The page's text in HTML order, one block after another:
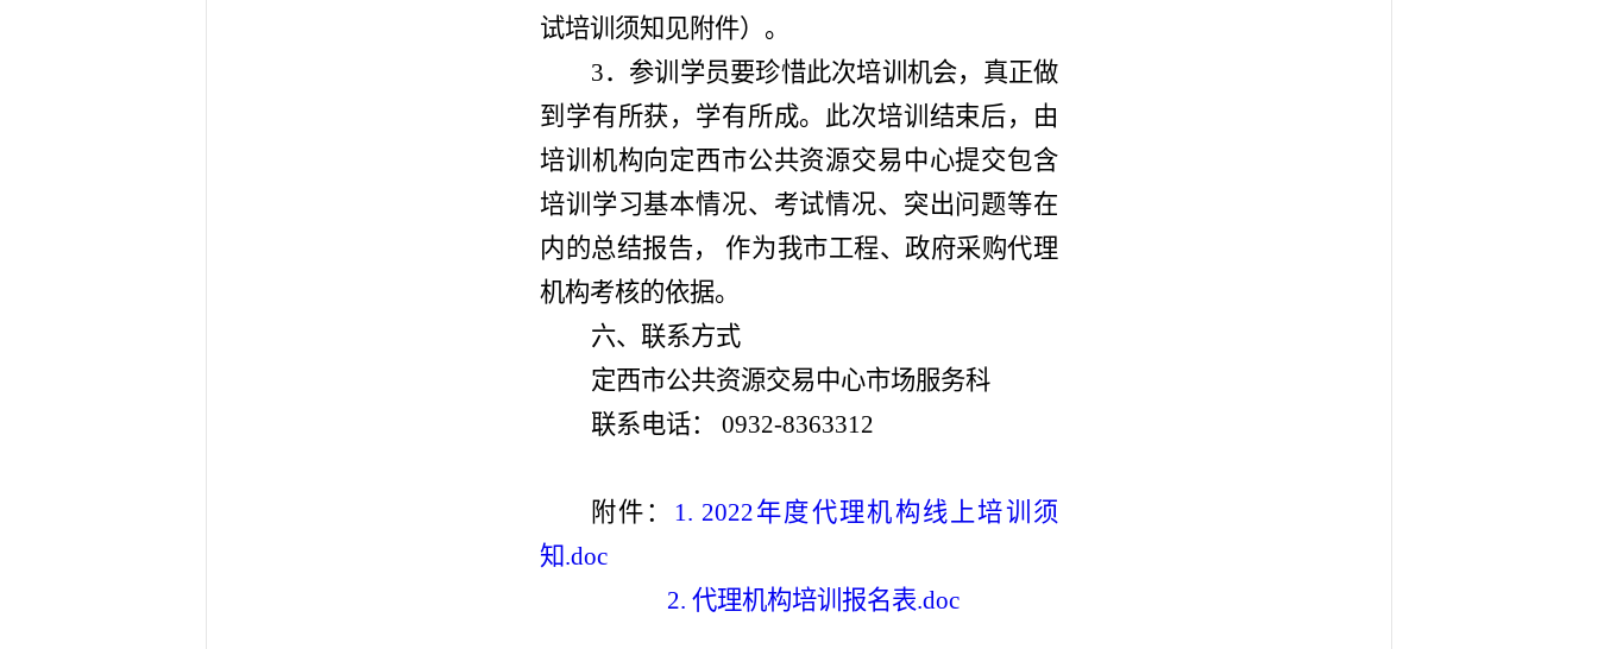
试培训须知见附件）。
3．参训学员要珍惜此次培训机会，真正做
到学有所获，学有所成。此次培训结束后，由
培训机构向定西市公共资源交易中心提交包含
培训学习基本情况、考试情况、突出问题等在
内的总结报告， 作为我市工程、政府采购代理
机构考核的依据。
六、联系方式
定西市公共资源交易中心市场服务科
联系电话：
0932-8363312
附件：
1. 2022年度代理机构线上培训须
知.doc
2. 代理机构培训报名表.doc